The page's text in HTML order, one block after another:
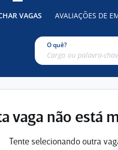
VAGAS AVALIAÇÕES DE
O quê?
vaga não está
Tente selecionando outra